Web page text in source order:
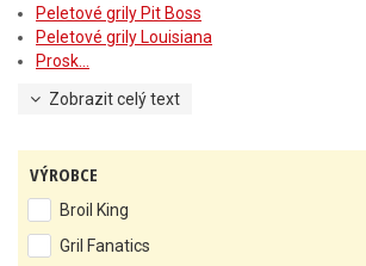
Peletové grily Pit Boss
Peletové grily Louisiana
Prosk...
Zobrazit celý text
VÝROBCE
Broil King
Gril Fanatics